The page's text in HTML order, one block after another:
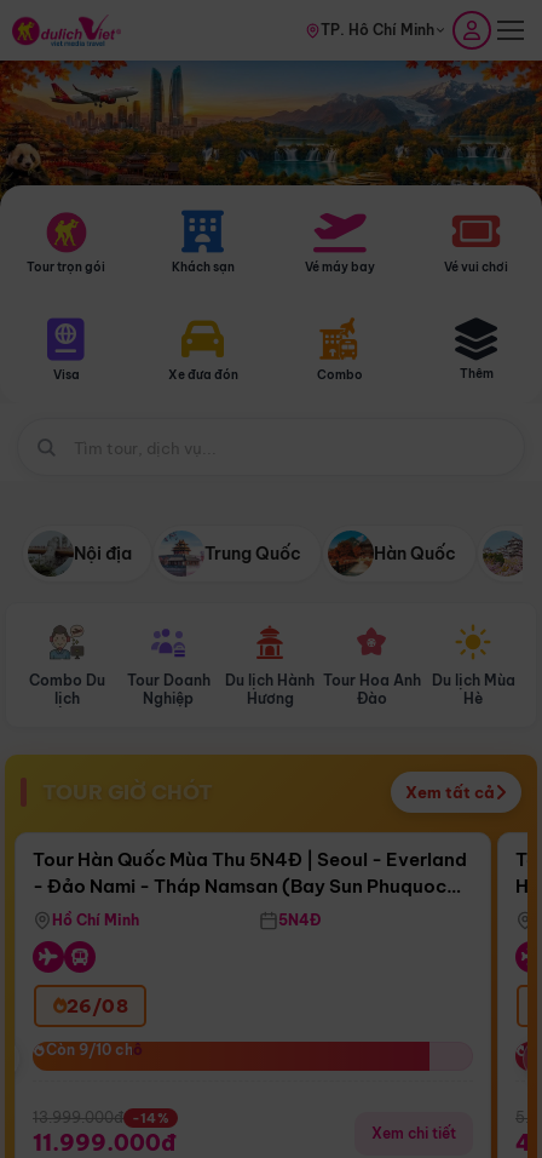
TP. Hồ Chí Minh
Tour trọn gói Khách sạn Vé máy bay Vé vui chơi
Visa Xe đưa đón Combo Thêm
Nội địa Trung Quốc Hàn Quốc
Combo Du
lịch
Tour Doanh
Nghiệp
Du lịch Hành
Hương
Tour Hoa Anh
Đào
Du lịch Mùa
Hè
TOUR GIỜ CHÓT Xem tất cả
Còn17 ngày 00:38:00
Bay Sun Phuquoc Airways
Điểm nổi bật
Tour Hàn Quốc Mùa Thu 5N4Đ | Seoul - Everland
- Đảo Nami - Tháp Namsan (Bay Sun Phuquoc
Airways)
Hồ Chí Minh 5N4Đ
26/08
Còn 9/10 chỗ
Còn 9/10 chỗ
13.999.000đ -14%
11.999.000đ Xem chi tiết